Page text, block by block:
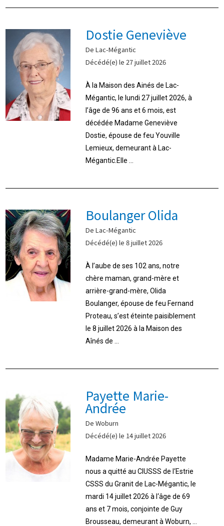
Dostie Geneviève
De Lac-Mégantic
Décédé(e) le 27 juillet 2026
À la Maison des Ainés de Lac-
Mégantic, le lundi 27 juillet 2026, à
l’âge de 96 ans et 6 mois, est
décédée Madame Geneviève
Dostie, épouse de feu Youville
Lemieux, demeurant à Lac-
Mégantic.Elle ...
Boulanger Olida
De Lac-Mégantic
Décédé(e) le 8 juillet 2026
À l’aube de ses 102 ans, notre
chère maman, grand-mère et
arrière-grand-mère, Olida
Boulanger, épouse de feu Fernand
Proteau, s’est éteinte paisiblement
le 8 juillet 2026 à la Maison des
Aînés de ...
Payette Marie-
Andrée
De Woburn
Décédé(e) le 14 juillet 2026
Madame Marie-Andrée Payette
nous a quitté au CIUSSS de l‘Estrie
CSSS du Granit de Lac-Mégantic, le
mardi 14 juillet 2026 à l‘âge de 69
ans et 7 mois, conjointe de Guy
Brousseau, demeurant à Woburn, ...